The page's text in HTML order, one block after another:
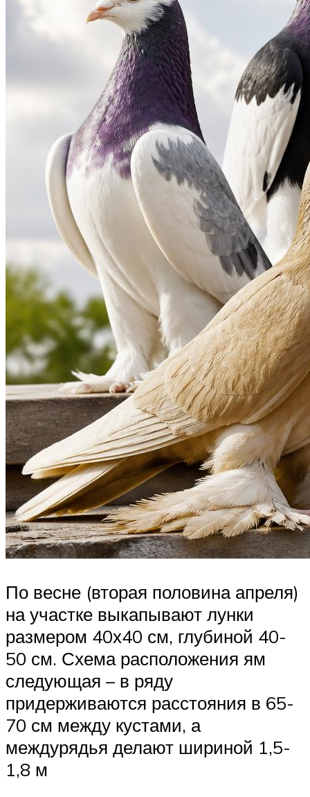
По весне (вторая половина апреля)
на участке выкапывают лунки
размером 40х40 см, глубиной 40-
50 см. Схема расположения ям
следующая – в ряду
придерживаются расстояния в 65-
70 см между кустами, а
междурядья делают шириной 1,5-
1,8 м